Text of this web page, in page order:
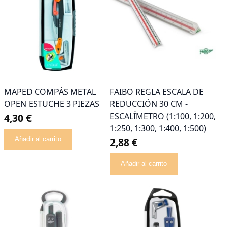
MAPED COMPÁS METAL
OPEN ESTUCHE 3 PIEZAS
4,30 €
Añadir al carrito
FAIBO REGLA ESCALA DE
REDUCCIÓN 30 CM -
ESCALÍMETRO (1:100, 1:200,
1:250, 1:300, 1:400, 1:500)
2,88 €
Añadir al carrito